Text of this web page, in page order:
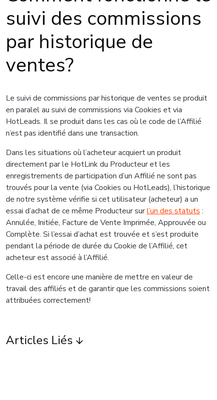
suivi des commissions
par historique de
ventes?
Le suivi de commissions par historique de ventes se produit
en paralel au suivi de commissions via Cookies et via
HotLeads. Il se produit dans les cas où le code de l’Affilié
n’est pas identifié dans une transaction.
Dans les situations où l’acheteur acquiert un produit
directement par le HotLink du Producteur et les
enregistrements de participation d’un Affilié ne sont pas
trouvés pour la vente (via Cookies ou HotLeads), l’historique
de notre système vérifie si cet utilisateur (acheteur) a un
essai d’achat de ce même Producteur surl’un des statuts :
Annulée, Initiée, Facture de Vente Imprimée, Approuvée ou
Complète. Si l’essai d’achat est trouvée et s’est produite
pendant la période de durée du Cookie de l’Affilié, cet
acheteur est associé à l’Affilié.
Celle-ci est encore une manière de mettre en valeur de
travail des affiliés et de garantir que les commissions soient
attribuées correctement!
Articles Liés